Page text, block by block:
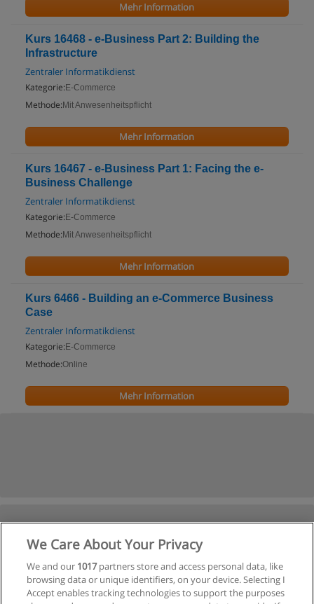
Mehr Information
Kurs 16468 - e-Business Part 2: Building the
Infrastructure
Zentraler Informatikdienst
Kategorie: E-Commerce
Methode: Mit Anwesenheitspflicht
Mehr Information
Kurs 16467 - e-Business Part 1: Facing the e-
Business Challenge
Zentraler Informatikdienst
Kategorie: E-Commerce
Methode: Mit Anwesenheitspflicht
Mehr Information
Kurs 6466 - Building an e-Commerce Business
Case
Zentraler Informatikdienst
Kategorie: E-Commerce
Methode:Online
Mehr Information
We Care About Your Privacy
We and our 1017partners store and access personal data, like
browsing data or unique identifiers, on your device. Selecting I
Accept enables tracking technologies to support the purposes